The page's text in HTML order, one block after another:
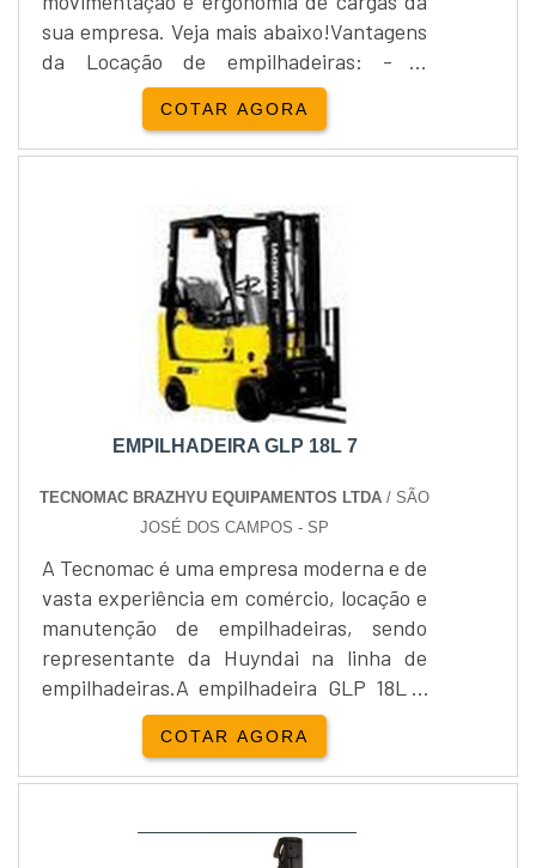
sua empresa. Veja mais abaixo!Vantagens
da Locação de empilhadeiras: - A
manutenção é de responsabilidade do
locador, - Maior custo-benefício, -
Flexibilidade na troca do equipamento,
curto prazo, - Dispensa estoque de peças
para o veículo, - Equipamentos
disponíveis 24 horas, - Entre outros.A
COTAR AGORA
EMPILHADEIRA GLP 18L 7
TECNOMAC BRAZHYU EQUIPAMENTOS LTDA / SÃO
JOSÉ DOS CAMPOS - SP
A Tecnomac é uma empresa moderna e de
vasta experiência em comércio, locação e
manutenção de empilhadeiras, sendo
representante da Huyndai na linha de
empilhadeiras.A empilhadeira GLP 18L 7
possui capacidade de carga de 1800 kg,
obtém de um giro de 2.013 mm e é
equipada com o motor HMC-Beta, a
carregamento e descarregamento de
COTAR AGORA